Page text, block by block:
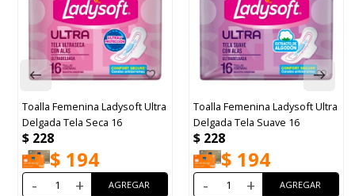
Toalla Femenina Ladysoft Ultra
Delgada Tela Seca 16
$ 228
$ 194
- +
Toalla Femenina Ladysoft Ultra
Delgada Tela Suave 16
$ 228
$ 194
- +